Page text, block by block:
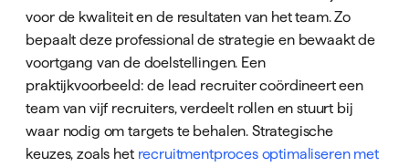
voor de kwaliteit en de resultaten van het team. Zo
bepaalt deze professional de strategie en bewaakt de
voortgang van de doelstellingen. Een
praktijkvoorbeeld: de lead recruiter coördineert een
team van vijf recruiters, verdeelt rollen en stuurt bij
waar nodig om targets te behalen. Strategische
keuzes, zoals het recruitmentproces optimaliseren met